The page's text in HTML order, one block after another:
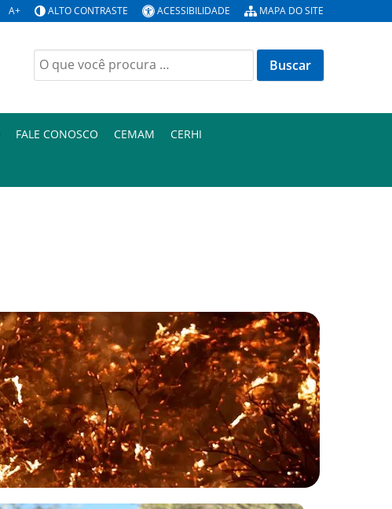
A+ ALTO CONTRASTE ACESSIBILIDADE MAPA DO SITE
FALE CONOSCO CEMAM CERHI